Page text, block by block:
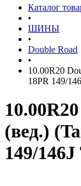
Каталог
•
ШИНЫ
•
Double Road
•
10.00R20
18PR 149/
(вед.)
149/